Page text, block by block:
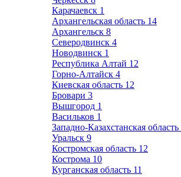
Карачаевск 1
Архангельская область 14
Архангельск 8
Северодвинск 4
Новодвинск 1
Республика Алтай 12
Горно-Алтайск 4
Киевская область 12
Бровари 3
Вышгород 1
Васильков 1
Западно-Казахстанская область
Уральск 9
Костромская область 12
Кострома 10
Курганская область 11